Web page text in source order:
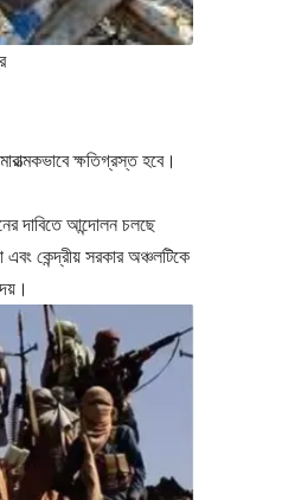
ক্ষতিগ্রস্ত হবে।
দাবিতে আন্দোলন চলছে
কেন্দ্রীয় সরকার অঞ্চলটিকে